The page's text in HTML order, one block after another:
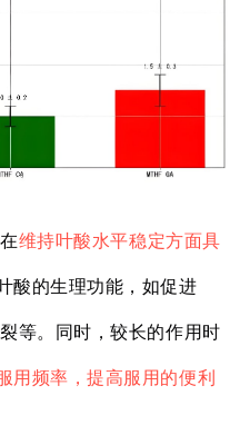
维持叶酸水平稳定方面具
酸的生理功能，如促进
等。同时，较长的作用时
用频率，提高服用的便利